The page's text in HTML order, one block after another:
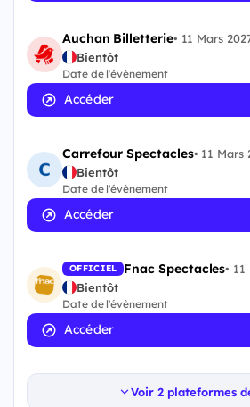
Auchan Billetterie• 11 Mars
Bientôt
Date de l'évènement
Accéder
Carrefour Spectacles• 11 Mars
Bientôt
Date de l'évènement
Accéder
OFFICIEL Fnac Spectacles• 11
Bientôt
Date de l'évènement
Accéder
Voir 2 plateformes